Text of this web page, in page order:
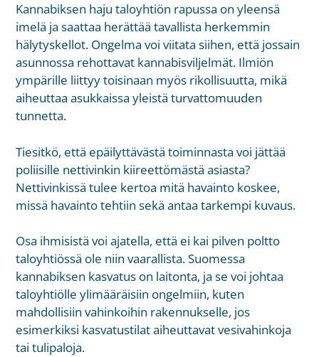
Kannabiksen haju taloyhtiön rapussa on yleensä
imelä ja saattaa herättää tavallista herkemmin
hälytyskellot. Ongelma voi viitata siihen, että jossain
asunnossa rehottavat kannabisviljelmät. Ilmiön
ympärille liittyy toisinaan myös rikollisuutta, mikä
aiheuttaa asukkaissa yleistä turvattomuuden
tunnetta.
Tiesitkö, että epäilyttävästä toiminnasta voi jättää
poliisille nettivinkin kiireettömästä asiasta?
Nettivinkissä tulee kertoa mitä havainto koskee,
missä havainto tehtiin sekä antaa tarkempi kuvaus.
Osa ihmisistä voi ajatella, että ei kai pilven poltto
taloyhtiössä ole niin vaarallista. Suomessa
kannabiksen kasvatus on laitonta, ja se voi johtaa
taloyhtiölle ylimääräisiin ongelmiin, kuten
mahdollisiin vahinkoihin rakennukselle, jos
esimerkiksi kasvatustilat aiheuttavat vesivahinkoja
tai tulipaloja.